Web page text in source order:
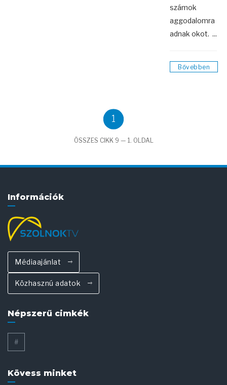
számok
aggodalomra
adnak okot. ...
Bővebben
1
ÖSSZES CIKK 9 — 1. OLDAL
Információk
Médiaajánlat
Közhasznú adatok
Népszerű cimkék
#
Kövess minket